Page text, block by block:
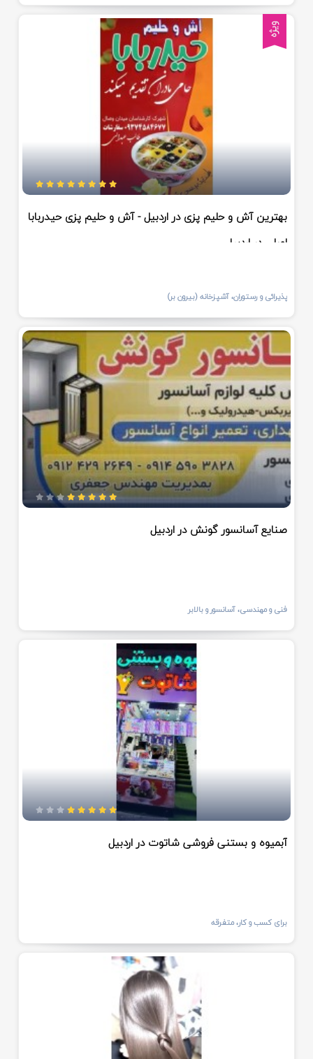
ویژه
بهترین آش و حلیم پزی در اردبیل - آش و حلیم پزی حیدربابا
اصلی در اردبیل
پذیرائی و رستوران، آشپزخانه (بیرون بر)
صنایع آسانسور گونش در اردبیل
فنی و مهندسی، آسانسور و بالابر
آبمیوه و بستنی فروشی شاتوت در اردبیل
برای کسب و کار، متفرقه